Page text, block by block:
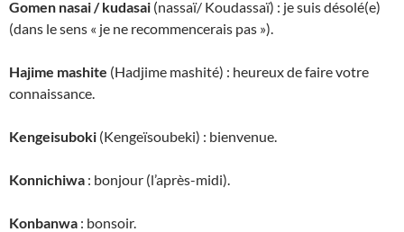
Gomen nasai / kudasai (nassaï/ Koudassaï) : je suis désolé(e)
(dans le sens « je ne recommencerais pas »).
Hajime mashite (Hadjime mashité) : heureux de faire votre
connaissance.
Kengeisuboki (Kengeïsoubeki) : bienvenue.
Konnichiwa : bonjour (l’après-midi).
Konbanwa : bonsoir.